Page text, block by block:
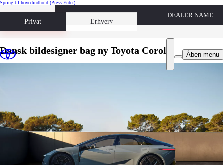
Spring til hovedindhold (Press Enter)
Privat Erhverv
Book prøvetur
DEALER NAME
Åben menu
Dansk bildesigner bag ny Toyota Corolla